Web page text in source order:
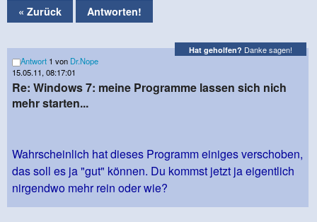
« Zurück Antworten!
Hat geholfen? Danke sagen!
Antwort 1 von Dr.Nope
15.05.11, 08:17:01
Re: Windows 7: meine Programme lassen sich nich
mehr starten...
Wahrscheinlich hat dieses Programm einiges verschoben,
das soll es ja "gut" können. Du kommst jetzt ja eigentlich
nirgendwo mehr rein oder wie?